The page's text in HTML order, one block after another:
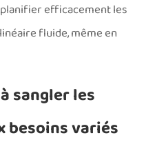
efficacement les
fluide, même en
sangler les
besoins variés